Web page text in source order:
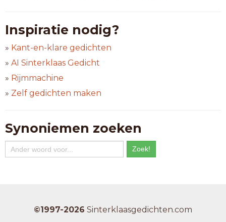
Inspiratie nodig?
» Kant-en-klare gedichten
» AI Sinterklaas Gedicht
» Rijmmachine
» Zelf gedichten maken
Synoniemen zoeken
©1997-2026 Sinterklaasgedichten.com